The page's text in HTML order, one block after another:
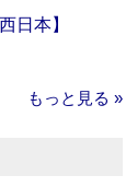
本】
もっと見る »